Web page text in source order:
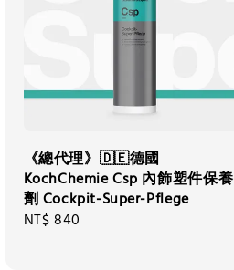
《總代理》🇩🇪德國
KochChemie Csp 內飾塑件保養
劑 Cockpit-Super-Pflege
Regular
NT$ 840